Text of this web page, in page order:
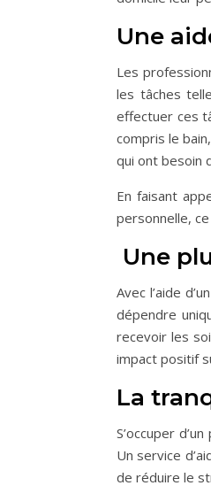
Une
Les
les tâches
effectuer ces
compris le
qui ont besoin
En faisant
personnelle,
Une
Avec l’aide
dépendre
recevoir les
impact positif
La
S’occuper
Un service
de réduire le